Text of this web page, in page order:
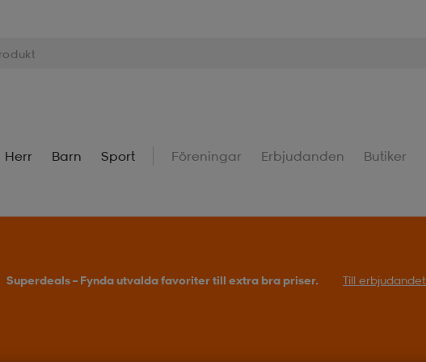
Herr Barn Sport Föreningar Erbjudanden Butiker
Superdeals – Fynda utvalda favoriter till extra bra priser. Till erbjudandet